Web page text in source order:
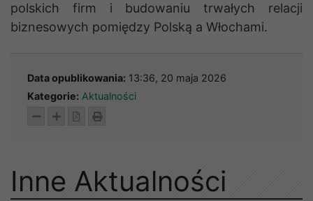
polskich firm i budowaniu trwałych relacji
biznesowych pomiędzy Polską a Włochami.
Data opublikowania: 13:36, 20 maja 2026
Kategorie: Aktualności
Inne Aktualności